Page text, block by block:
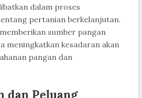
dalam proses
pertanian berkelanjutan.
sumber pangan
meningkatkan kesadaran akan
pangan dan